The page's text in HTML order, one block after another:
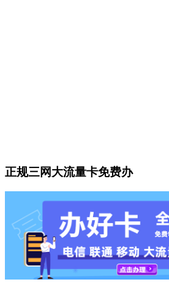
正规三网大流量卡免费办